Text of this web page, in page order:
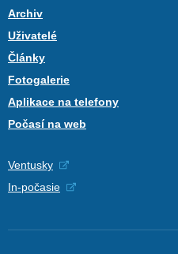
Archiv
Uživatelé
Články
Fotogalerie
Aplikace na telefony
Počasí na web
Ventusky
In-počasie